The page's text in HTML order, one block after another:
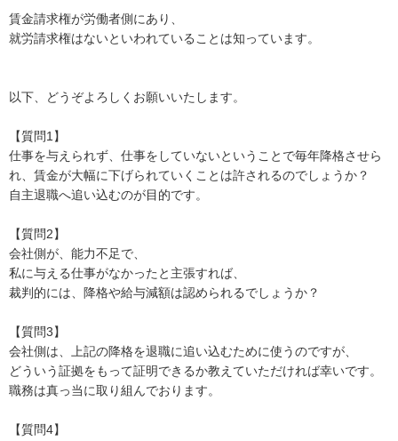
賃金請求権が労働者側にあり、
就労請求権はないといわれていることは知っています。
以下、どうぞよろしくお願いいたします。
【質問1】
仕事を与えられず、仕事をしていないということで毎年降格させら
れ、賃金が大幅に下げられていくことは許されるのでしょうか？
自主退職へ追い込むのが目的です。
【質問2】
会社側が、能力不足で、
私に与える仕事がなかったと主張すれば、
裁判的には、降格や給与減額は認められるでしょうか？
【質問3】
会社側は、上記の降格を退職に追い込むために使うのですが、
どういう証拠をもって証明できるか教えていただければ幸いです。
職務は真っ当に取り組んでおります。
【質問4】